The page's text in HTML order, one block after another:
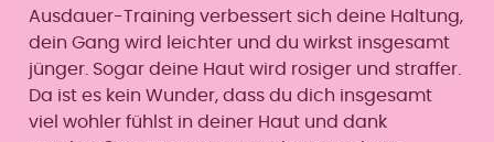
Ausdauer-Training verbessert sich deine Haltung,
dein Gang wird leichter und du wirkst insgesamt
jünger. Sogar deine Haut wird rosiger und straffer.
Da ist es kein Wunder, dass du dich insgesamt
viel wohler fühlst in deiner Haut und dank